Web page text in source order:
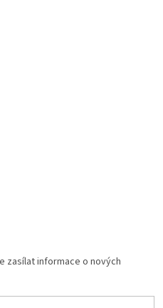
zasílat informace o nových